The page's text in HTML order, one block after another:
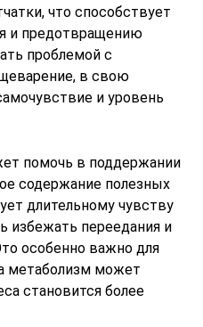
что способствует
и предотвращению
проблемой с
в свою
и уровень
помочь в поддержании
содержание полезных
длительному чувству
избежать переедания и
особенно важно для
метаболизм может
становится более